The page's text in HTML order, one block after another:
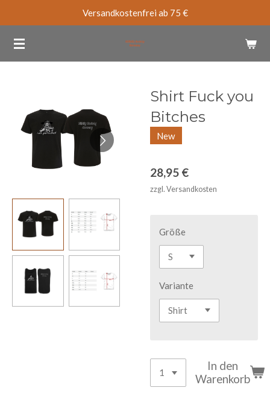
springen
Versandkostenfrei ab 75 €
Shirt Fuck you
Bitches
New
28,95 €
zzgl. Versandkosten
Größe
Variante
In den
Warenkorb